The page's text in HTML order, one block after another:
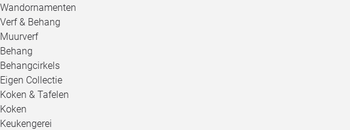
Wandornamenten
Verf & Behang
Muurverf
Behang
Behangcirkels
Eigen Collectie
Koken & Tafelen
Koken
Keukengerei